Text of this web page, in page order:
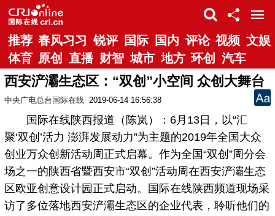
推荐 春风习习 锐评 国际 国内 评论 视频 文娱
体育 原创 直播 财智 城市 地方 环创 汽车
西安浐灞生态区：“双创”小空间 众创大舞台
中央广电总台国际在线 2019-06-14 16:56:38
国际在线陕西报道（陈岚）：6月13日，以“汇
聚‘双创’活力 澎湃发展动力”为主题的2019年全国大众
创业万众创新活动周正式启幕。作为全国“双创”周分会
场之一的陕西省暨西安市“双创”活动周在西安浐灞生态
区欧亚创意设计园正式启动。国际在线陕西频道现场采
访了多位落地西安浐灞生态区的企业代表，聆听他们的